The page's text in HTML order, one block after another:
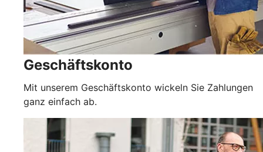
Geschäftskonto
Mit unserem Geschäftskonto wickeln Sie Zahlungen
ganz einfach ab.